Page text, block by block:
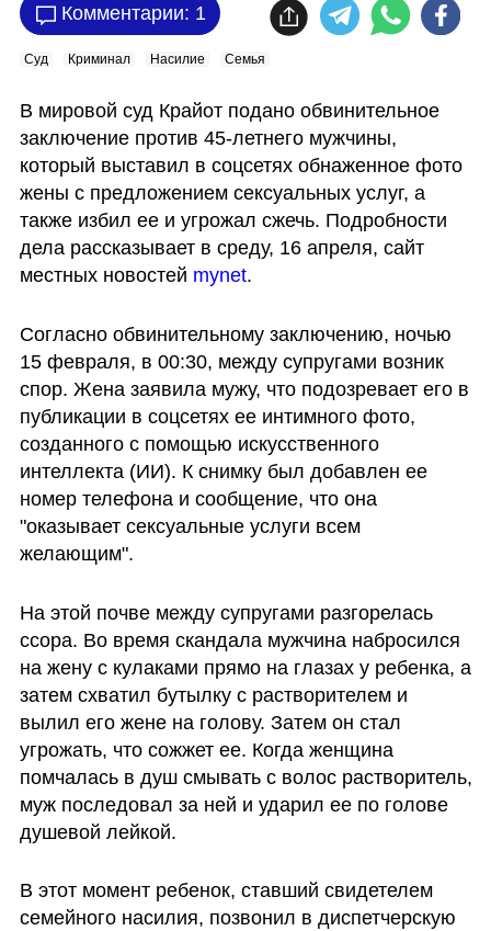
Комментарии: 1
Суд Криминал Насилие Семья
В мировой суд Крайот подано обвинительное
заключение против 45-летнего мужчины,
который выставил в соцсетях обнаженное фото
жены с предложением сексуальных услуг, а
также избил ее и угрожал сжечь. Подробности
дела рассказывает в среду, 16 апреля, сайт
местных новостей mynet.
Согласно обвинительному заключению, ночью
15 февраля, в 00:30, между супругами возник
спор. Жена заявила мужу, что подозревает его в
публикации в соцсетях ее интимного фото,
созданного с помощью искусственного
интеллекта (ИИ). К снимку был добавлен ее
номер телефона и сообщение, что она
"оказывает сексуальные услуги всем
желающим".
На этой почве между супругами разгорелась
ссора. Во время скандала мужчина набросился
на жену с кулаками прямо на глазах у ребенка, а
затем схватил бутылку с растворителем и
вылил его жене на голову. Затем он стал
угрожать, что сожжет ее. Когда женщина
помчалась в душ смывать с волос растворитель,
муж последовал за ней и ударил ее по голове
душевой лейкой.
В этот момент ребенок, ставший свидетелем
семейного насилия, позвонил в диспетчерскую